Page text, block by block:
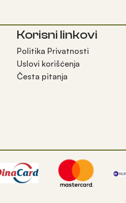
Korisni linkovi
Politika Privatnosti
Uslovi korišćenja
Česta pitanja